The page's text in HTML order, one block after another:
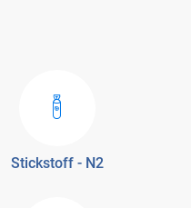
Stickstoff - N2